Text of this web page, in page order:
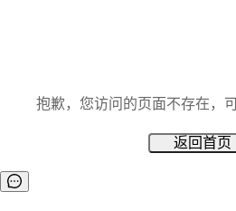
抱歉，您访问的页面不存在，
返回首页